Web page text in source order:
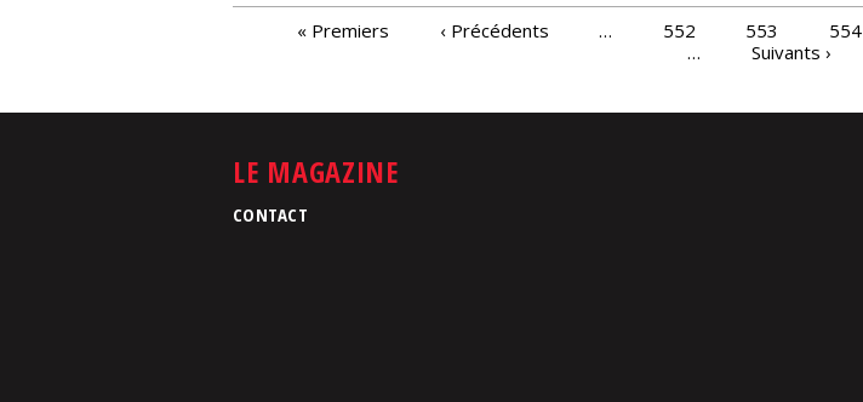
PAGES« Premiers ‹ Précédents … 552 553 554
…
Suivants ›
LE MAGAZINE
CONTACT